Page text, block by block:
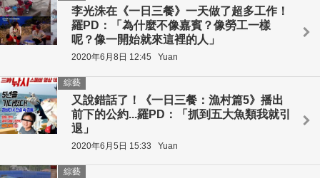
李光洙在《一日三餐》一天做了超多工作！
羅PD：「為什麼不像嘉賓？像勞工一樣
呢？像一開始就來這裡的人」
2020年6月8日 12:45 Yuan
又說錯話了！《一日三餐：漁村篇5》播出
前下的公約...羅PD：「抓到五大魚類我就引
退」
綜藝
2020年6月5日 15:33 Yuan
綜藝